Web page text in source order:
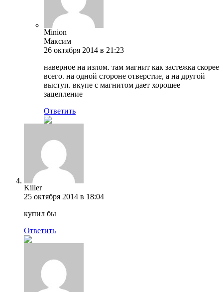
Minion
Максим
26 октября 2014 в 21:23
наверное на излом. там магнит как застежка скорее
всего. на одной стороне отверстие, а на другой
выступ. вкупе с магнитом дает хорошее
зацепление
Ответить
Killer
25 октября 2014 в 18:04
купил бы
Ответить